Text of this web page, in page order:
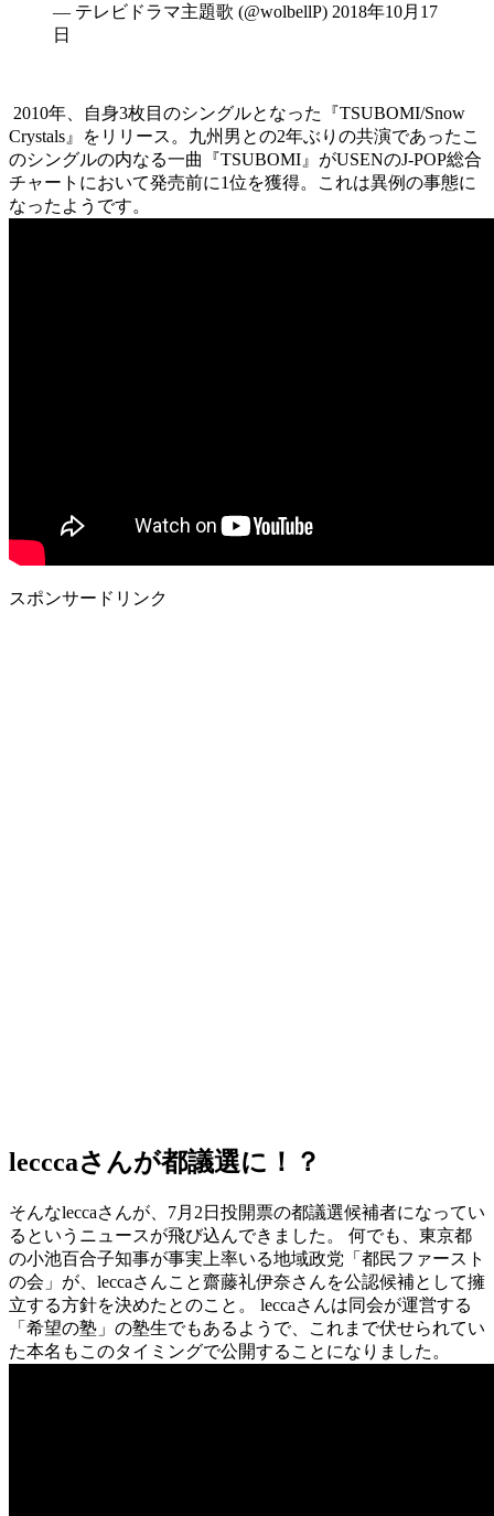
— テレビドラマ主題歌 (@wolbellP) 2018年10月17
日
2010年、自身3枚目のシングルとなった『TSUBOMI/Snow
Crystals』をリリース。九州男との2年ぶりの共演であったこ
のシングルの内なる一曲『TSUBOMI』がUSENのJ-POP総合
チャートにおいて発売前に1位を獲得。これは異例の事態に
なったようです。
スポンサードリンク
lecccaさんが都議選に！？
そんなleccaさんが、7月2日投開票の都議選候補者になってい
るというニュースが飛び込んできました。 何でも、東京都
の小池百合子知事が事実上率いる地域政党「都民ファースト
の会」が、leccaさんこと齋藤礼伊奈さんを公認候補として擁
立する方針を決めたとのこと。 leccaさんは同会が運営する
「希望の塾」の塾生でもあるようで、これまで伏せられてい
た本名もこのタイミングで公開することになりました。